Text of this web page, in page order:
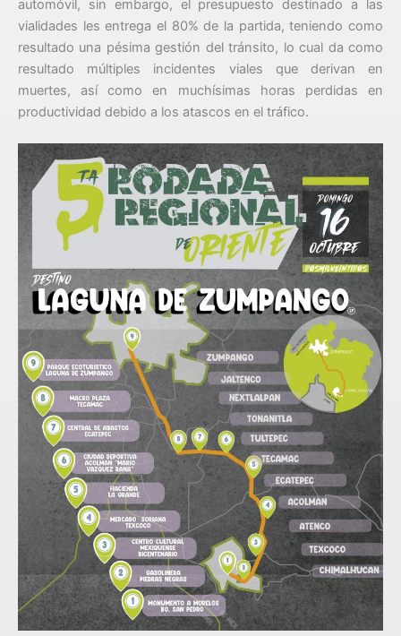
automóvil, sin embargo, el presupuesto destinado a las
vialidades les entrega el 80% de la partida, teniendo como
resultado una pésima gestión del tránsito, lo cual da como
resultado múltiples incidentes viales que derivan en
muertes, así como en muchísimas horas perdidas en
productividad debido a los atascos en el tráfico.